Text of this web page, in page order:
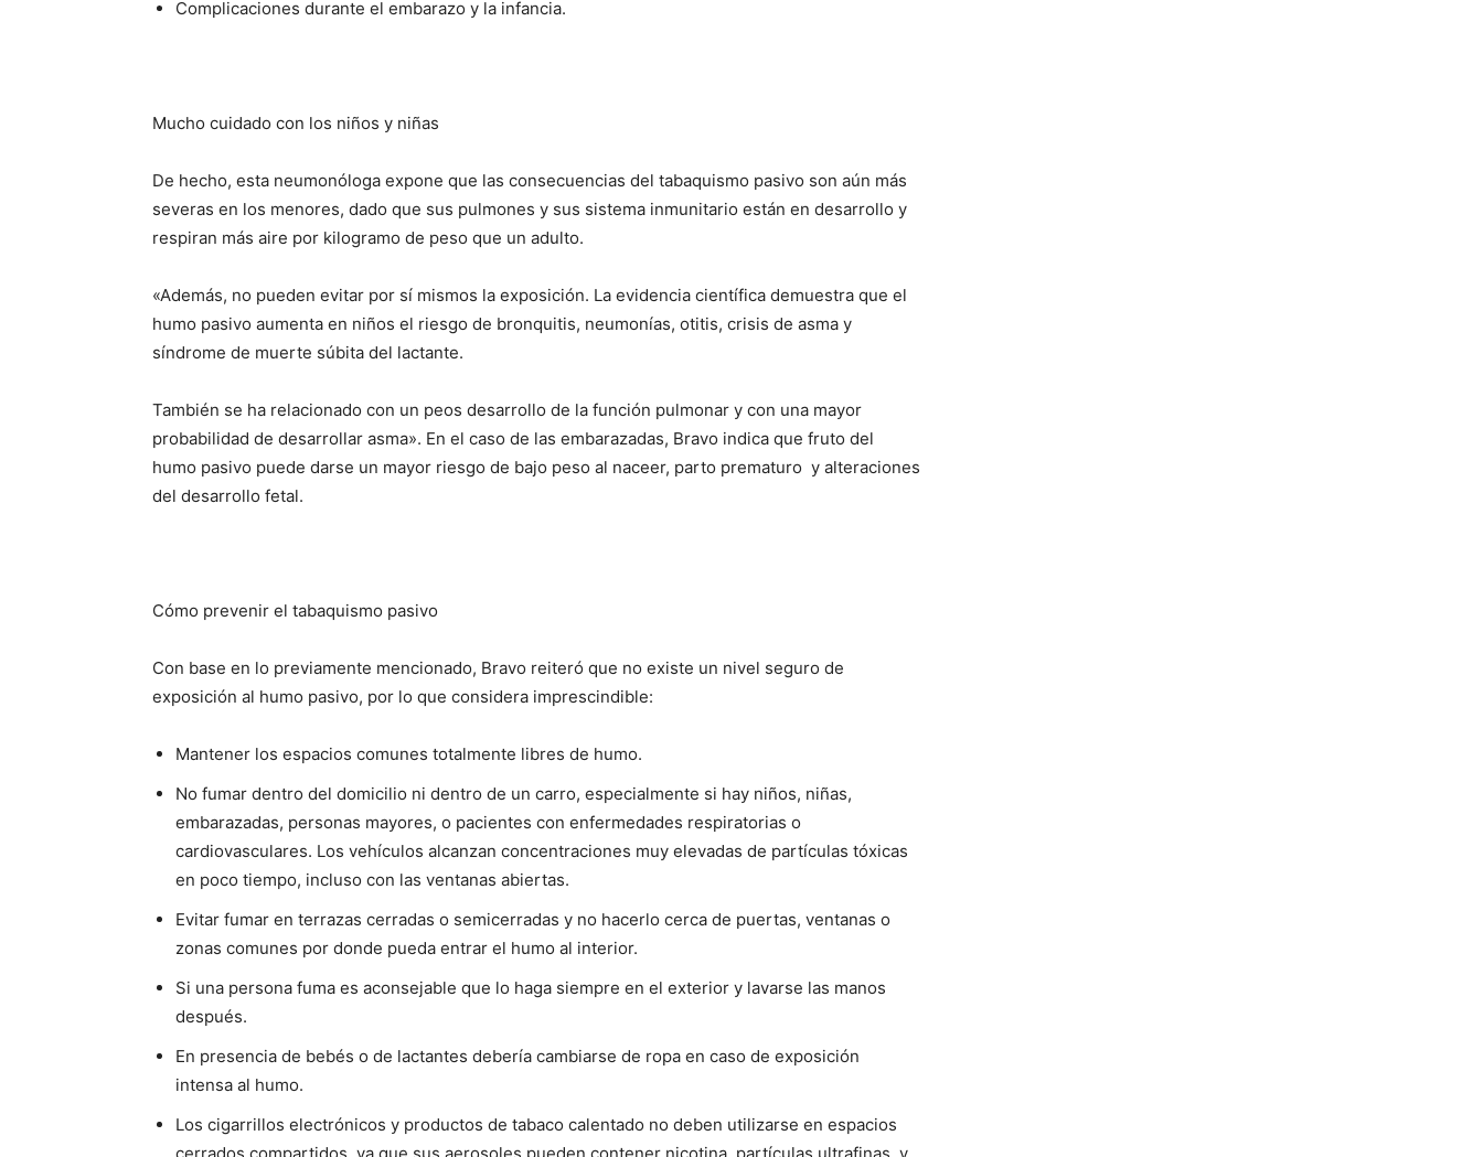
Complicaciones durante el embarazo y la infancia.
Mucho cuidado con los niños y niñas
De hecho, esta neumonóloga expone que las consecuencias del tabaquismo pasivo son aún más
severas en los menores, dado que sus pulmones y sus sistema inmunitario están en desarrollo y
respiran más aire por kilogramo de peso que un adulto.
«Además, no pueden evitar por sí mismos la exposición. La evidencia científica demuestra que el
humo pasivo aumenta en niños el riesgo de bronquitis, neumonías, otitis, crisis de asma y
síndrome de muerte súbita del lactante.
También se ha relacionado con un peos desarrollo de la función pulmonar y con una mayor
probabilidad de desarrollar asma». En el caso de las embarazadas, Bravo indica que fruto del
humo pasivo puede darse un mayor riesgo de bajo peso al naceer, parto prematuro y alteraciones
del desarrollo fetal.
Cómo prevenir el tabaquismo pasivo
Con base en lo previamente mencionado, Bravo reiteró que no existe un nivel seguro de
exposición al humo pasivo, por lo que considera imprescindible:
Mantener los espacios comunes totalmente libres de humo.
No fumar dentro del domicilio ni dentro de un carro, especialmente si hay niños, niñas,
embarazadas, personas mayores, o pacientes con enfermedades respiratorias o
cardiovasculares. Los vehículos alcanzan concentraciones muy elevadas de partículas tóxicas
en poco tiempo, incluso con las ventanas abiertas.
Evitar fumar en terrazas cerradas o semicerradas y no hacerlo cerca de puertas, ventanas o
zonas comunes por donde pueda entrar el humo al interior.
Si una persona fuma es aconsejable que lo haga siempre en el exterior y lavarse las manos
después.
En presencia de bebés o de lactantes debería cambiarse de ropa en caso de exposición
intensa al humo.
Los cigarrillos electrónicos y productos de tabaco calentado no deben utilizarse en espacios